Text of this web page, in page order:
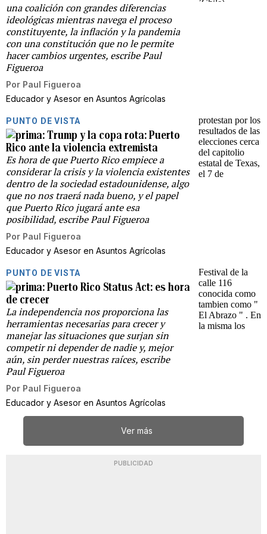
una coalición con grandes diferencias
ideológicas mientras navega el proceso
constituyente, la inflación y la pandemia
con una constitución que no le permite
hacer cambios urgentes, escribe Paul
Figueroa
Por Paul Figueroa
Educador y Asesor en Asuntos Agrícolas
PUNTO DE VISTA
Trump y la copa rota: Puerto
Rico ante la violencia extremista
Es hora de que Puerto Rico empiece a
considerar la crisis y la violencia existentes
dentro de la sociedad estadounidense, algo
que no nos traerá nada bueno, y el papel
que Puerto Rico jugará ante esa
posibilidad, escribe Paul Figueroa
Por Paul Figueroa
Educador y Asesor en Asuntos Agrícolas
PUNTO DE VISTA
Puerto Rico Status Act: es hora
de crecer
La independencia nos proporciona las
herramientas necesarias para crecer y
manejar las situaciones que surjan sin
competir ni depender de nadie y, mejor
aún, sin perder nuestras raíces, escribe
Paul Figueroa
Por Paul Figueroa
Educador y Asesor en Asuntos Agrícolas
Ver más
PUBLICIDAD